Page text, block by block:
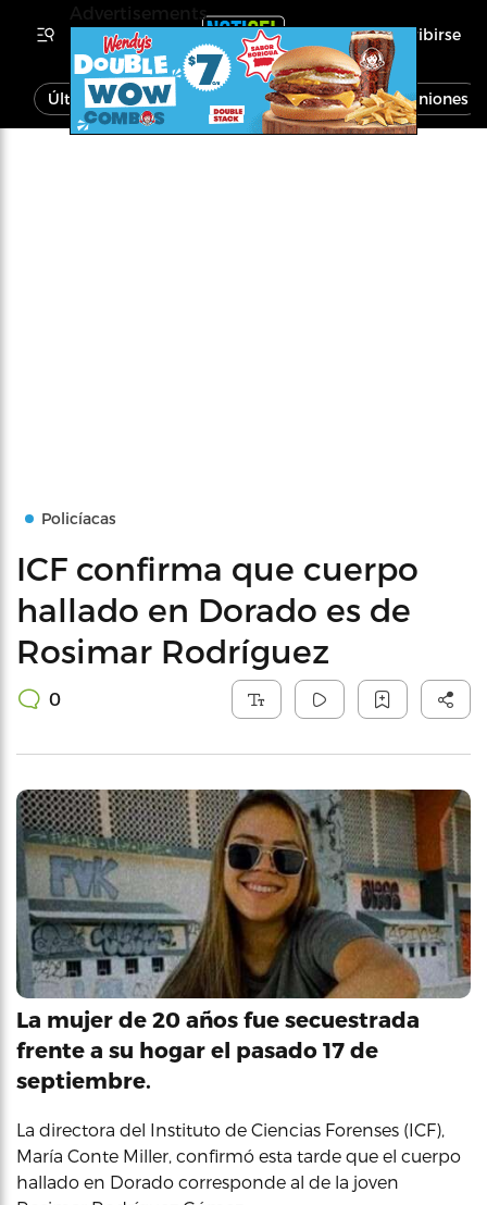
Inscribirse
Última Hora Noticias Economía Opiniones
Policíacas
ICF confirma que cuerpo
hallado en Dorado es de
Rosimar Rodríguez
0
La mujer de 20 años fue secuestrada
frente a su hogar el pasado 17 de
septiembre.
La directora del Instituto de Ciencias Forenses (ICF),
María Conte Miller, confirmó esta tarde que el cuerpo
hallado en Dorado corresponde al de la joven
Advertisements